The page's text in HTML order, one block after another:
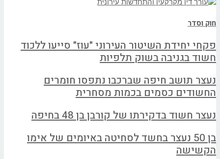
חוק וסדר
פקחי יחידת השיטור העירוני "עוז" סייעו ללכוד
חשוד בגניבה בשוק תלפיות
נעצר תושב חיפה שברכבו נתפסו חומרים
החשודים כסמים בכמות מסחרית
נעצר חשוד בדקירתו של קורבן בן 48 בחיפה
בן 50 נעצר בחשד לסחיטה באיומים של אימו
הקשישה